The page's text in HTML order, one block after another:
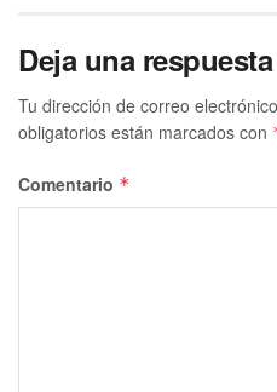
Deja una respuesta
Tu dirección de correo
obligatorios están marcados con
Comentario *